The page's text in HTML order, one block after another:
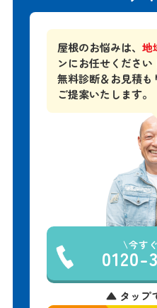
屋根のお悩みは、地
ンにお任せください
無料診断＆お見積も
ご提案いたします。
今す
0120-
▲ タップ